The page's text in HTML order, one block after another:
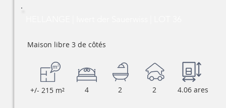
Maison libre 3 de côtés
+/- 215 m² 4 2 2 4.06 ares